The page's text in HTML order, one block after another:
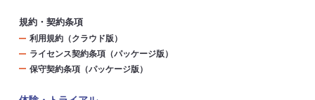
規約・契約条項
利用規約（クラウド版）
ライセンス契約条項（パッケージ版）
保守契約条項（パッケージ版）